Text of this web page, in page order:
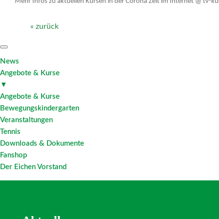
« zurück
News
Angebote & Kurse
▼
Angebote & Kurse
Bewegungskindergarten
Veranstaltungen
Tennis
Downloads & Dokumente
Fanshop
Der Eichen Vorstand